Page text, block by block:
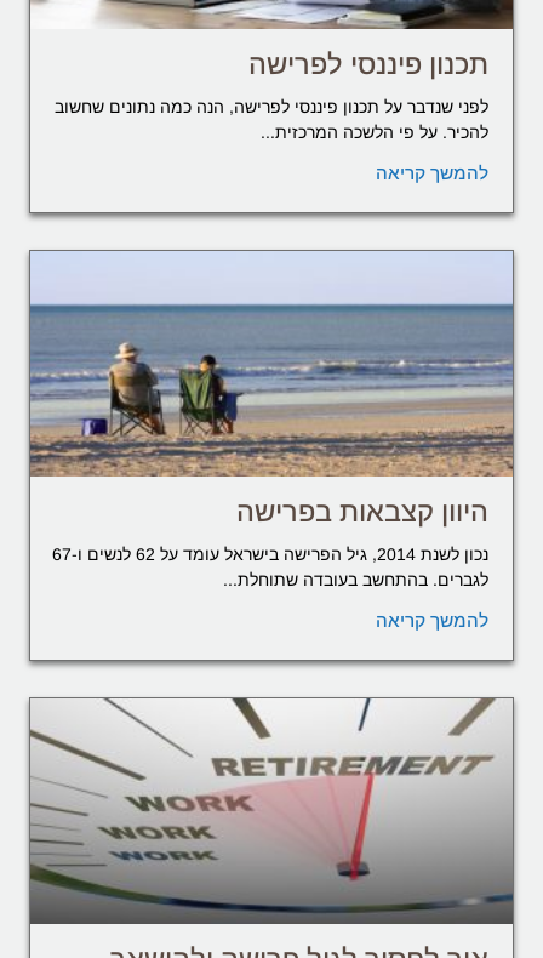
תכנון פיננסי לפרישה
לפני שנדבר על תכנון פיננסי לפרישה, הנה כמה נתונים שחשוב
להכיר. על פי הלשכה המרכזית...
להמשך קריאה
היוון קצבאות בפרישה
נכון לשנת 2014, גיל הפרישה בישראל עומד על 62 לנשים ו-67
לגברים. בהתחשב בעובדה שתוחלת...
להמשך קריאה